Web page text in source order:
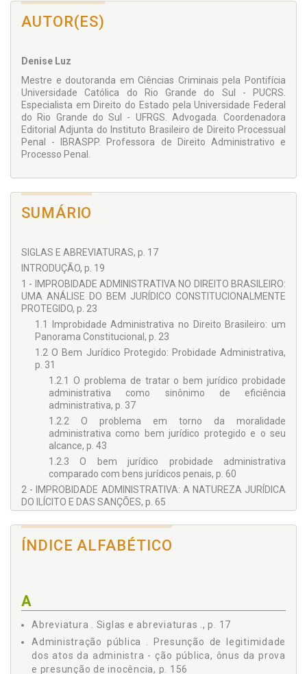
O trabalho oferece soluções para problemas práticos que,
teórico e acadêmico como para profissionais que lidam com
a aplicação prática da Lei 8.429/92, já que ele oferece
parâmetros objetivos de interpretação e aplicação do Direito.
O livro destina-se a todos os profissionais do Direito que
atuem com o tema improbidade administrativa, sobretudo
juízes, advogados, promotores de justiça e procuradores de
órgãos públicos.
AUTOR(ES)
Denise Luz
Mestre e doutoranda em Ciências Criminais pela Pontifícia
Universidade Católica do Rio Grande do Sul - PUCRS.
Especialista em Direito do Estado pela Universidade Federal
do Rio Grande do Sul - UFRGS. Advogada. Coordenadora
Editorial Adjunta do Instituto Brasileiro de Direito Processual
Penal - IBRASPP. Professora de Direito Administrativo e
Processo Penal.
SUMÁRIO
SIGLAS E ABREVIATURAS, p. 17
INTRODUÇÃO, p. 19
1 - IMPROBIDADE ADMINISTRATIVA NO DIREITO BRASILEIRO:
UMA ANÁLISE DO BEM JURÍDICO CONSTITUCIONALMENTE
PROTEGIDO, p. 23
1.1 Improbidade Administrativa no Direito Brasileiro: um
Panorama Constitucional, p. 23
1.2 O Bem Jurídico Protegido: Probidade Administrativa,
p. 31
1.2.1 O problema de tratar o bem jurídico probidade
administrativa como sinônimo de eficiência
administrativa, p. 37
1.2.2 O problema em torno da moralidade
administrativa como bem jurídico protegido e o seu
alcance, p. 43
1.2.3 O bem jurídico probidade administrativa
comparado com bens jurídicos penais, p. 60
2 - IMPROBIDADE ADMINISTRATIVA: A NATUREZA JURÍDICA
DO ILÍCITO E DAS SANÇÕES, p. 65
ministrativa, p. 65
2.1.1 A gravidade da pena de suspensão dos direitos
2.2 Sanções por Ato de Improbidade Administrativa e as
Sanções Penais: Identidade e Diferença, p. 79
2.2.1 A inadequação de partir do direito processual par
a explicar o direito material: o problema da
funcionalização do direito sancionador, p. 90
ÍNDICE ALFABÉTICO
A
Abreviatura . Siglas e abreviaturas ., p. 17
Administração pública . Presunção de legitimidade
dos atos da administra - ção pública, ônus da prova
e presunção de inocência, p. 156